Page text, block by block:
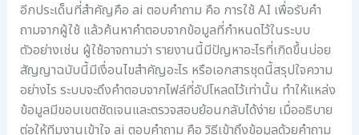
อีกประเด็นที่สำคัญคือ ai ตอบคําถาม คือ การใช้ AI เพื่อรับคำ
ถามจากผู้ใช้ แล้วค้นหาคำตอบจากข้อมูลที่กำหนดไว้ในระบบ
ตัวอย่างเช่น ผู้ใช้อาจถามว่า รายงานนี้มีปัญหาอะไรที่เกิดขึ้นบ่อย
สัญญาฉบับนี้มีเงื่อนไขสำคัญอะไร หรือเอกสารชุดนี้สรุปใจความ
อย่างไร ระบบจะดึงคำตอบจากไฟล์ที่อัปโหลดไว้เท่านั้น ทำให้แหล่ง
ข้อมูลมีขอบเขตชัดเจนและตรวจสอบย้อนกลับได้ง่าย เมื่ออธิบาย
ต่อให้ทีมงานเข้าใจ ai ตอบคําถาม คือ วิธีเข้าถึงข้อมูลด้วยคำถาม